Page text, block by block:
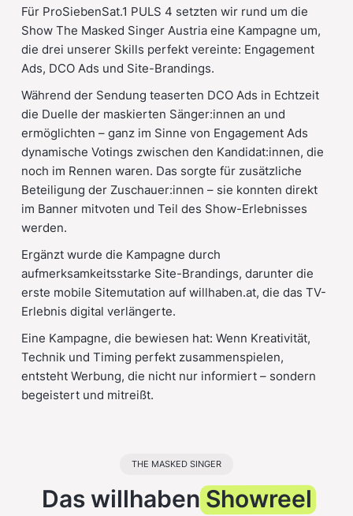
Für ProSiebenSat.1 PULS 4 setzten wir rund um die
Show The Masked Singer Austria eine Kampagne um,
die drei unserer Skills perfekt vereinte: Engagement
Ads, DCO Ads und Site-Brandings.
Während der Sendung teaserten DCO Ads in Echtzeit
die Duelle der maskierten Sänger:innen an und
ermöglichten – ganz im Sinne von Engagement Ads
dynamische Votings zwischen den Kandidat:innen, die
noch im Rennen waren. Das sorgte für zusätzliche
Beteiligung der Zuschauer:innen – sie konnten direkt
im Banner mitvoten und Teil des Show-Erlebnisses
werden.
Ergänzt wurde die Kampagne durch
aufmerksamkeitsstarke Site-Brandings, darunter die
erste mobile Sitemutation auf willhaben.at, die das TV-
Erlebnis digital verlängerte.
Eine Kampagne, die bewiesen hat: Wenn Kreativität,
Technik und Timing perfekt zusammenspielen,
entsteht Werbung, die nicht nur informiert – sondern
begeistert und mitreißt.
THE MASKED SINGER
Das willhabenShowreel